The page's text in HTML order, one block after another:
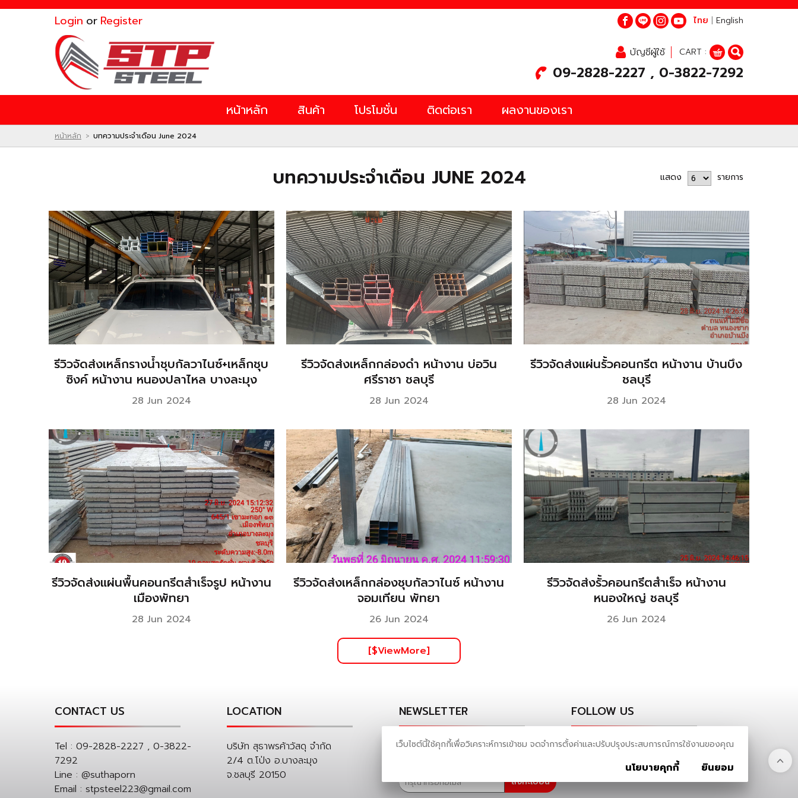
สินค้าที่สนใจ
ติดต่อเรา ผลงานของเรา
Login or Register ไทย | English
บัญชีผู้ใช้ CART :
09-2828-2227 , 0-3822-7292
หน้าหลัก สินค้า โปรโมชั่น ติดต่อเรา ผลงานของเรา
หน้าหลัก > บทความประจำเดือน June 2024
บทความประจำเดือน JUNE 2024 แสดง รายการ
รีวิวจัดส่งเหล็กรางนํ้าชุบกัลวาไนซ์+เหล็กชุบ
ซิงค์ หน้างาน หนองปลาไหล บางละมุง
28 Jun 2024
รีวิวจัดส่งเหล็กกล่องดำ หน้างาน บ่อวิน
ศรีราชา ชลบุรี
28 Jun 2024
รีวิวจัดส่งแผ่นรั้วคอนกรีต หน้างาน บ้านบึง
ชลบุรี
28 Jun 2024
รีวิวจัดส่งแผ่นพื้นคอนกรีตสำเร็จรูป หน้างาน
เมืองพัทยา
28 Jun 2024
รีวิวจัดส่งเหล็กกล่องชุบกัลวาไนซ์ หน้างาน
จอมเทียน พัทยา
26 Jun 2024
รีวิวจัดส่งรั้วคอนกรีตสำเร็จ หน้างาน
หนองใหญ่ ชลบุรี
26 Jun 2024
[$ViewMore]
CONTACT US
Tel : 09-2828-2227 , 0-3822-
7292
Line : @suthaporn
Email : stpsteel223@gmail.com
LOCATION
บริษัท สุธาพรค้าวัสดุ จำกัด
2/4 ต.โป่ง อ.บางละมุง
จ.ชลบุรี 20150
NEWSLETTER
ลงทะเบียนเพื่อรับข้อเสนอและส่วนลด
ลงทะเบียน
FOLLOW US
ติดตามข่าวสารผ่านสังคมออนไลน์
เว็บไซต์นี้ใช้คุกกี้เพื่อวิเคราะห์การเข้าชม จดจำการตั้งค่าและปรับปรุงประสบการณ์การใช้งานของคุณ
นโยบายคุกกี้ ยินยอม